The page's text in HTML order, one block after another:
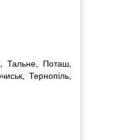
Тальне, Поташ,
Тернопіль,